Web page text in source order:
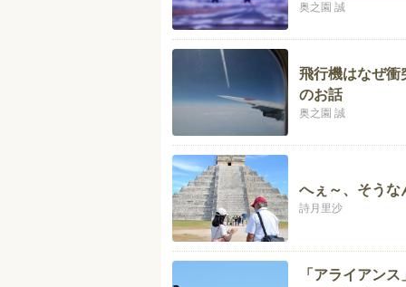
奥之園 誠
飛行機はなぜ衝
のお話
奥之園 誠
へぇ～、そうな
詩月里沙
「アライアン